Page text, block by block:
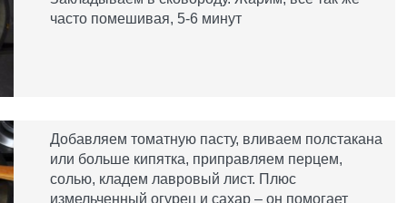
часто помешивая, 5-6 минут
Добавляем томатную пасту, вливаем полстакана
или больше кипятка, приправляем перцем,
солью, кладем лавровый лист. Плюс
измельченный огурец и сахар – он помогает